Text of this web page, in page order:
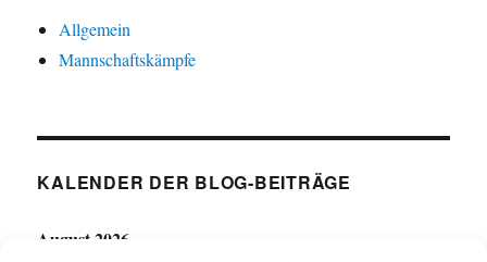
Allgemein
Mannschaftskämpfe
KALENDER DER BLOG-BEITRÄGE
August 2026